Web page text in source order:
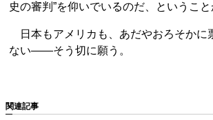
史の審判”を仰いでいるのだ、ということ
日本もアメリカも、あだやおろそかに
ない――そう切に願う。
関連記事